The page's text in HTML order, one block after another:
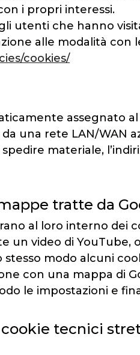
i propri interessi.
utenti che hanno
alle modalità
cookies/
assegnato
una rete LAN/WAN
spedire materiale,
tratte da
al loro interno dei
un video di YouTube,
modo alcuni
con una mappa di
le impostazioni e
tecnici